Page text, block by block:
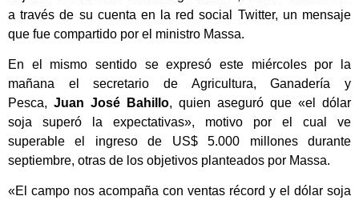
a través de su cuenta en la red social Twitter, un mensaje
que fue compartido por el ministro Massa.
En el mismo sentido se expresó este miércoles por la
mañana el secretario de Agricultura, Ganadería y
Pesca, Juan José Bahillo, quien aseguró que «el dólar
soja superó la expectativas», motivo por el cual ve
superable el ingreso de US$ 5.000 millones durante
septiembre, otras de los objetivos planteados por Massa.
«El campo nos acompaña con ventas récord y el dólar soja